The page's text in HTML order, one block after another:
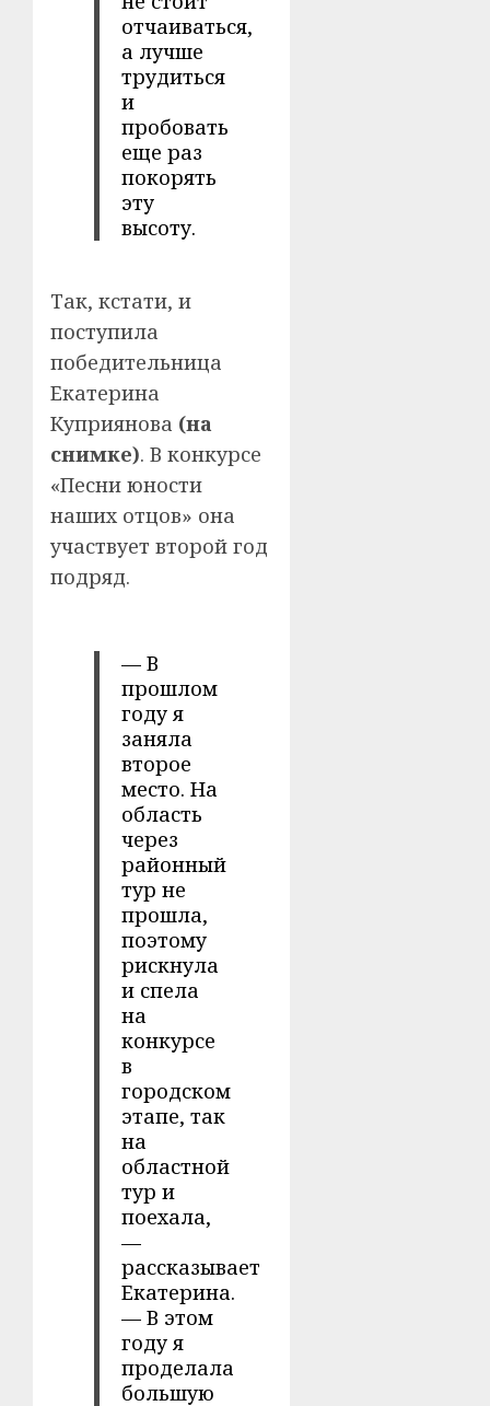
отчаиваться,
а лучше
трудиться
и
пробовать
еще раз
покорять
эту
высоту.
Так, кстати, и
поступила
победительница
Екатерина
Куприянова (на
снимке). В конкурсе
«Песни юности
наших отцов» она
участвует второй год
подряд.
— В
прошлом
году я
заняла
второе
место. На
область
через
районный
тур не
прошла,
поэтому
рискнула
и спела
на
конкурсе
в
городском
этапе, так
на
областной
тур и
поехала,
—
рассказывает
Екатерина.
— В этом
году я
проделала
большую